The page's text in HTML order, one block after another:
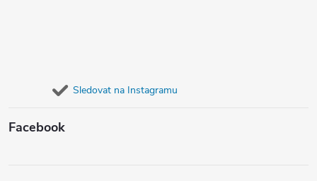
Sledovat na Instagramu
Facebook